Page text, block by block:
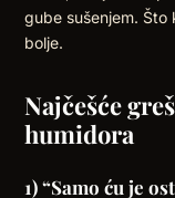
gube sušenjem.
bolje.
Najčešće
humidora
1) “Samo ću je